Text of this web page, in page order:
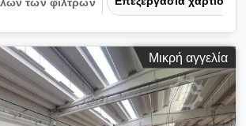
Μικρή αγγελία